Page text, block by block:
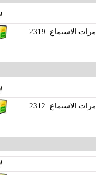
مرات الاستماع: 2319
مرات الاستماع: 2312